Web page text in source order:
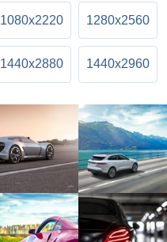
1080x2220 1280x2560
1440x2880 1440x2960